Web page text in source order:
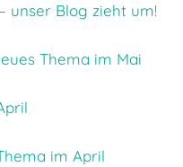
unser Blog zieht um!
Thema im Mai
im April